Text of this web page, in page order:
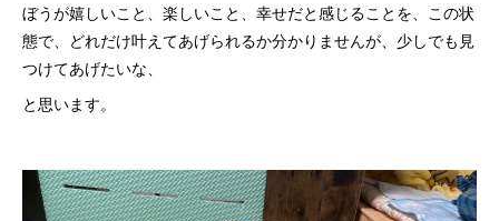
ぼうが嬉しいこと、楽しいこと、幸せだと感じることを、この状
態で、どれだけ叶えてあげられるか分かりませんが、少しでも見
つけてあげたいな、
と思います。